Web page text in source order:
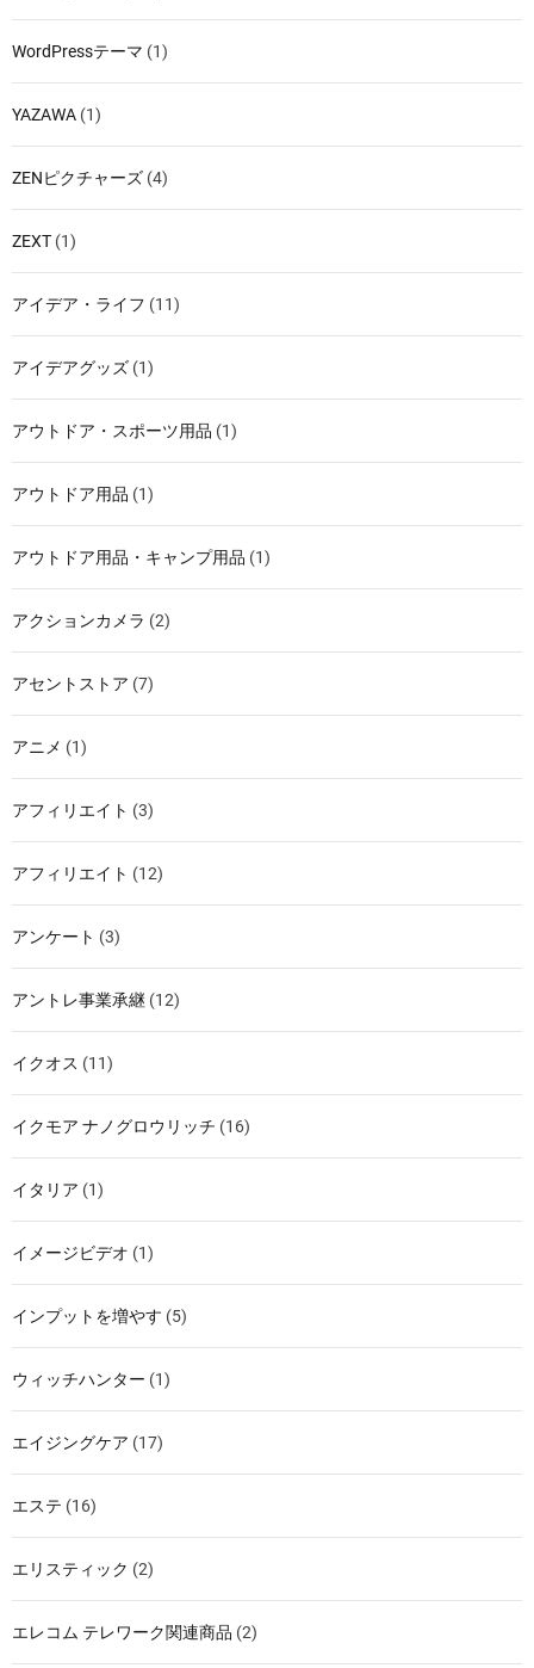
WordPressテーマ (1)
YAZAWA (1)
ZENピクチャーズ (4)
ZEXT (1)
アイデア・ライフ (11)
アイデアグッズ (1)
アウトドア・スポーツ用品 (1)
アウトドア用品 (1)
アウトドア用品・キャンプ用品 (1)
アクションカメラ (2)
アセントストア (7)
アニメ (1)
アフィリエイト (3)
アフィリエイト (12)
アンケート (3)
アントレ事業承継 (12)
イクオス (11)
イクモア ナノグロウリッチ (16)
イタリア (1)
イメージビデオ (1)
インプットを増やす (5)
ウィッチハンター (1)
エイジングケア (17)
エステ (16)
エリスティック (2)
エレコム テレワーク関連商品 (2)